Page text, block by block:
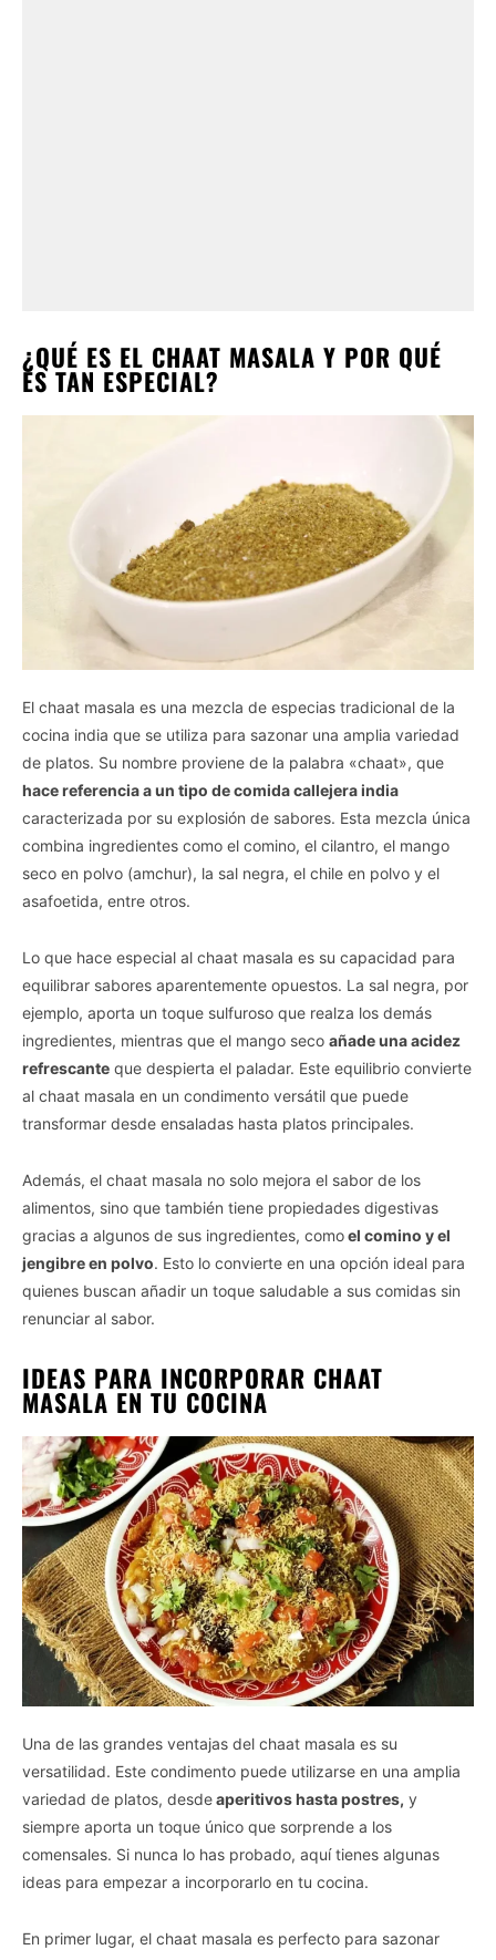
¿QUÉ ES EL CHAAT MASALA Y POR QUÉ
ES TAN ESPECIAL?
El chaat masala es una mezcla de especias tradicional de la
cocina india que se utiliza para sazonar una amplia variedad
de platos. Su nombre proviene de la palabra «chaat», que
hace referencia a un tipo de comida callejera india
caracterizada por su explosión de sabores. Esta mezcla única
combina ingredientes como el comino, el cilantro, el mango
seco en polvo (amchur), la sal negra, el chile en polvo y el
asafoetida, entre otros.
Lo que hace especial al chaat masala es su capacidad para
equilibrar sabores aparentemente opuestos. La sal negra, por
ejemplo, aporta un toque sulfuroso que realza los demás
ingredientes, mientras que el mango seco añade una acidez
refrescante que despierta el paladar. Este equilibrio convierte
al chaat masala en un condimento versátil que puede
transformar desde ensaladas hasta platos principales.
Además, el chaat masala no solo mejora el sabor de los
alimentos, sino que también tiene propiedades digestivas
gracias a algunos de sus ingredientes, comoel comino y el
jengibre en polvo. Esto lo convierte en una opción ideal para
quienes buscan añadir un toque saludable a sus comidas sin
renunciar al sabor.
IDEAS PARA INCORPORAR CHAAT
MASALA EN TU COCINA
Una de las grandes ventajas del chaat masala es su
versatilidad. Este condimento puede utilizarse en una amplia
variedad de platos, desdeaperitivos hasta postres, y
siempre aporta un toque único que sorprende a los
comensales. Si nunca lo has probado, aquí tienes algunas
ideas para empezar a incorporarlo en tu cocina.
En primer lugar, el chaat masala es perfecto para sazonar